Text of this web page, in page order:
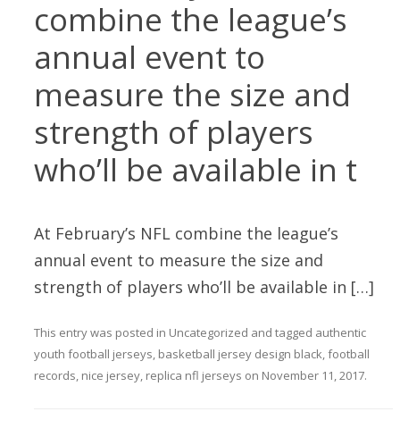
combine the league’s
annual event to
measure the size and
strength of players
who’ll be available in t
At February’s NFL combine the league’s
annual event to measure the size and
strength of players who’ll be available in […]
This entry was posted in Uncategorized and tagged authentic
youth football jerseys, basketball jersey design black,football
records, nice jersey, replica nfl jerseys on November 11, 2017.